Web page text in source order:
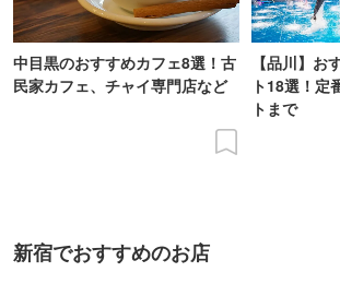
中目黒のおすすめカフェ8選！古
民家カフェ、チャイ専門店など
【品川】お
ト18選！定
トまで
新宿でおすすめのお店